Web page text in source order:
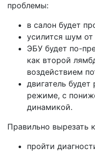
проблемы:
в салон будет
усилится шум
ЭБУ будет по-
как второй
воздействием
двигатель
режиме, с
динамикой.
Правильно вырезать
пройти